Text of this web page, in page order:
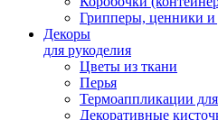
Грипперы, ценники и
Декоры
для рукоделия
Цветы из ткани
Перья
Термоаппликации
Декоративные